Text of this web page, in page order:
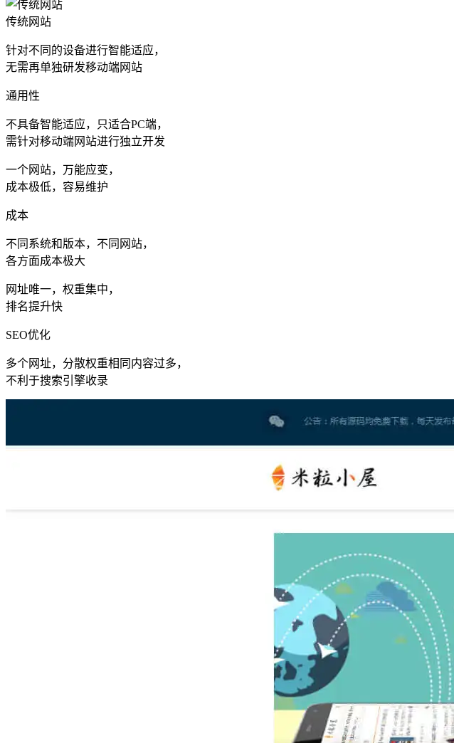
传统网站
针对不同的设备进行智能适应，
无需再单独研发移动端网站
通用性
不具备智能适应，只适合PC端，
需针对移动端网站进行独立开发
一个网站，万能应变，
成本极低，容易维护
成本
不同系统和版本，不同网站，
各方面成本极大
网址唯一，权重集中，
排名提升快
SEO优化
多个网址，分散权重相同内容过多，
不利于搜索引擎收录